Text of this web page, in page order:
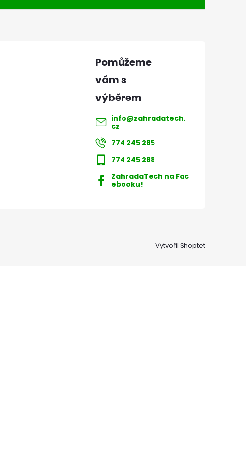
info@zahradatech.
cz
774 245 285
774 245 288
ZahradaTech na Fac
ebooku!
Vytvořil Shoptet